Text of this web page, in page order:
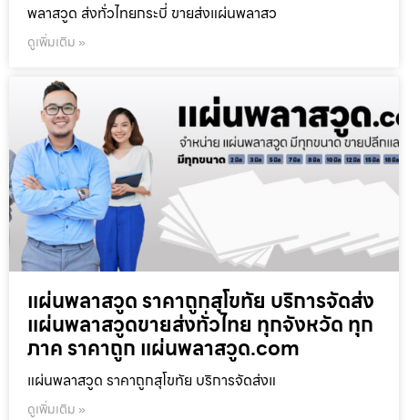
พลาสวูด ส่งทั่วไทยกระบี่ ขายส่งแผ่นพลาสว
ดูเพิ่มเติม »
แผ่นพลาสวูด ราคาถูกสุโขทัย บริการจัดส่ง
แผ่นพลาสวูดขายส่งทั่วไทย ทุกจังหวัด ทุก
ภาค ราคาถูก แผ่นพลาสวูด.com
แผ่นพลาสวูด ราคาถูกสุโขทัย บริการจัดส่งแ
ดูเพิ่มเติม »